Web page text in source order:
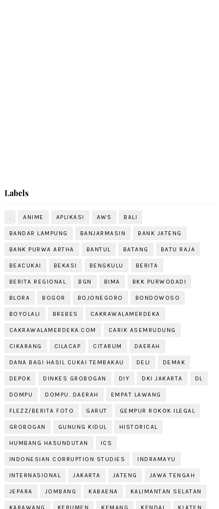
Labels
ANIME APLIKASI AWS BALI
BANDAR LAMPUNG BANJARMASIN BANK JATENG
BANK PURWA ARTHA BANTUL BATANG BATU RAJA
BEACUKAI BEKASI BENGKULU BERITA
BERITA REGIONAL BGN BIMA BKK PURWODADI
BLORA BOGOR BOJONEGORO BONDOWOSO
BOYOLALI BREBES CAKRAWALAMERDEKA
CAKRAWALAMERDEKA.COM CARIK ASEMRUDUNG
CIKARANG CILACAP CITARUM DAERAH
DANA BAGI HASIL CUKAI TEMBAKAU DELI DEMAK
DEPOK DINKES GROBOGAN DIY DKI JAKARTA DL
DOMPU DOMPU. DAERAH EMPAT LAWANG
FLEZZ/BERITA FOTO GARUT GEMPUR ROKOK ILEGAL
GROBOGAN GUNUNG KIDUL HISTORICAL
HUMBANG HASUNDUTAN ICS
INDONESIAN CORRUPTION STUDIES INDRAMAYU
INTERNASIONAL JAKARTA JATENG JAWA TENGAH
JEPARA JOMBANG KABAENA KALIMANTAN SELATAN
KARAWANG KEBUMEN KEMANG KENDAL KLATEN